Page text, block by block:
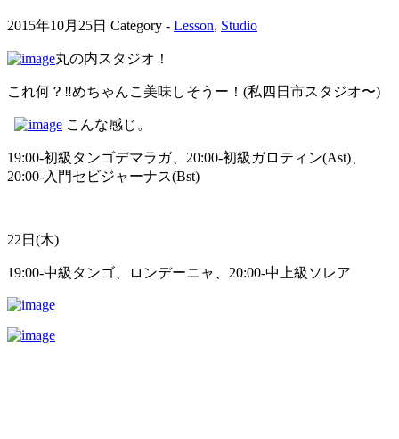
2015年10月25日 Category - Lesson, Studio
丸の内スタジオ！
これ何？‼️めちゃんこ美味しそうー！(私四日市スタジオ〜)
こんな感じ。
19:00-初級タンゴデマラガ、20:00-初級ガロティン(Ast)、
20:00-入門セビジャーナス(Bst)
22日(木)
19:00-中級タンゴ、ロンデーニャ、20:00-中上級ソレア